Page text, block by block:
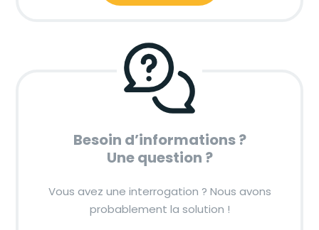
Besoin d’informations ?
Une question ?
Vous avez une interrogation ? Nous avons
probablement la solution !